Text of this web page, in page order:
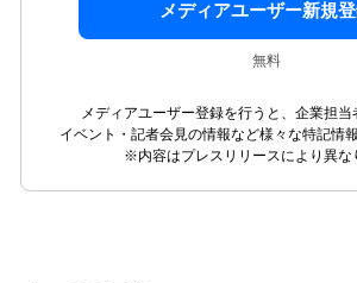
メディアユーザー新規
無料
メディアユーザー登録を行うと、企業担当
イベント・記者会見の情報など様々な特記情
※内容はプレスリリースにより異な